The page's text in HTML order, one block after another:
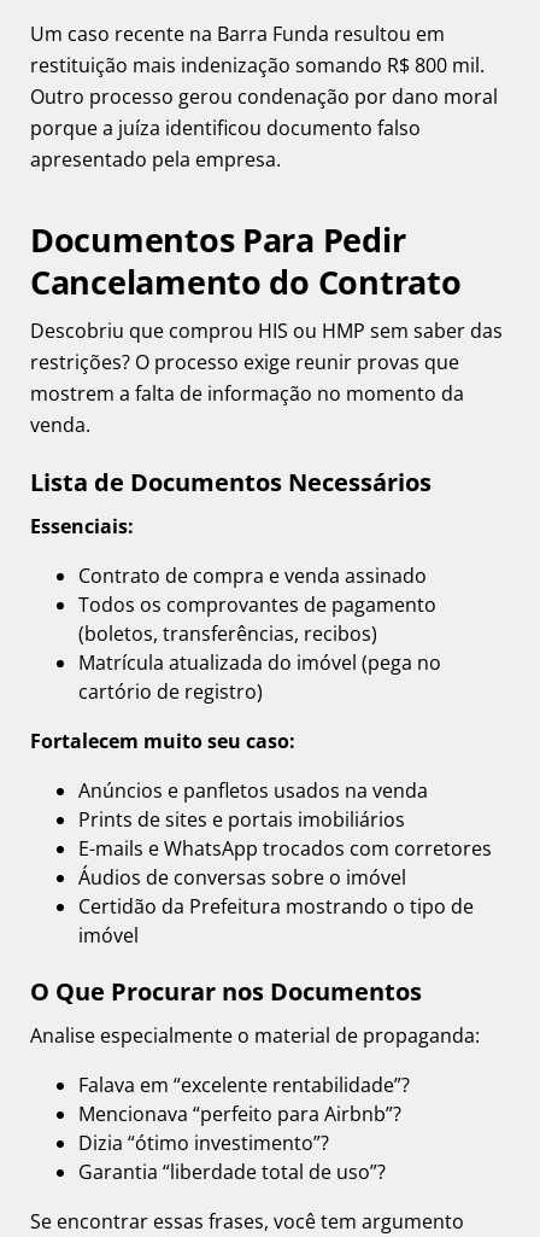
Um caso recente na Barra Funda resultou em
restituição mais indenização somando R$ 800 mil.
Outro processo gerou condenação por dano moral
porque a juíza identificou documento falso
apresentado pela empresa.
Documentos Para Pedir
Cancelamento do Contrato
Descobriu que comprou HIS ou HMP sem saber das
restrições? O processo exige reunir provas que
mostrem a falta de informação no momento da
venda.
Lista de Documentos Necessários
Essenciais:
Contrato de compra e venda assinado
Todos os comprovantes de pagamento
(boletos, transferências, recibos)
Matrícula atualizada do imóvel (pega no
cartório de registro)
Fortalecem muito seu caso:
Anúncios e panfletos usados na venda
Prints de sites e portais imobiliários
E-mails e WhatsApp trocados com corretores
Áudios de conversas sobre o imóvel
Certidão da Prefeitura mostrando o tipo de
imóvel
O Que Procurar nos Documentos
Analise especialmente o material de propaganda:
Falava em “excelente rentabilidade”?
Mencionava “perfeito para Airbnb”?
Dizia “ótimo investimento”?
Garantia “liberdade total de uso”?
Se encontrar essas frases, você tem argumento